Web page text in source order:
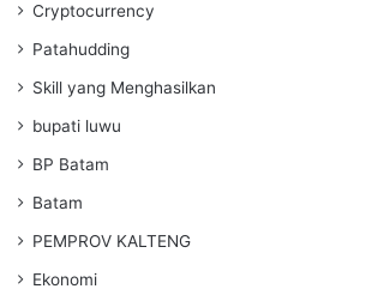
Cryptocurrency
Patahudding
Skill yang Menghasilkan
bupati luwu
BP Batam
Batam
PEMPROV KALTENG
Ekonomi